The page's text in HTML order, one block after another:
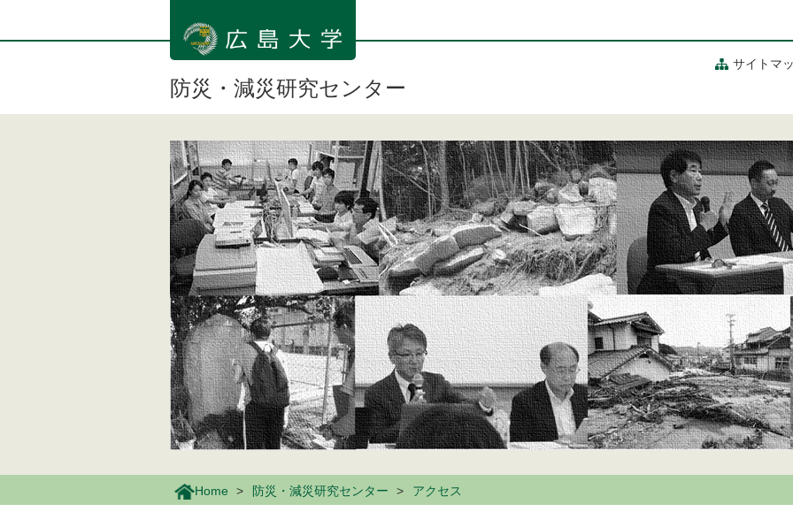
ン
サイトマ
防災・減災研究センター
Home 防災・減災研究センター アクセス